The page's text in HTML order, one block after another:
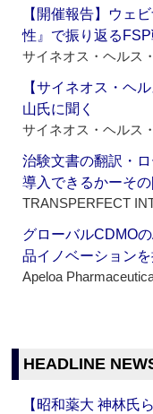
【開催報告】ウェ
性』で振り返る
サイネオス・ヘルス
【サイネオス・ヘ
山氏に聞く
サイネオス・ヘルス
治験文書の翻訳・
導入できるかーその
TRANSPERFECT
グローバルCDMO
品イノベーション
Apeloa
HEADLINE
【昭和薬大 神林氏